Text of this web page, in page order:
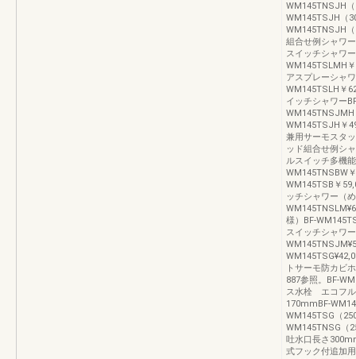
WM145TNSJH
WM145TSJH（
WM145TNSJH
組合せ例シャワ
スイッチシャワ
WM145TSLMH
アスプレーシャ
WM145TSLH￥
イッチシャワー
WM145TNSJMH
WM145TSJH￥
兼用サーモスタ
ッド組合せ例シ
ルスイッチ多機
WM145TNSBW
WM145TSB￥
ッチシャワー（
様）BF-
スイッチシャワ
トサーモ防カビ
887参照。BF-
ス水栓 エコフ
170mmBF-
WM145TSG（
WM145TNSG（
吐水口長さ
式フック付追加